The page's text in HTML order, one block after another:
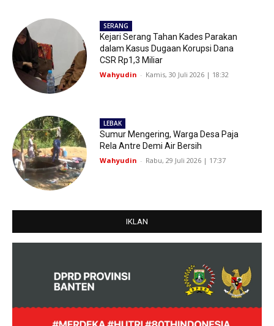
SERANG
Kejari Serang Tahan Kades Parakan
dalam Kasus Dugaan Korupsi Dana
CSR Rp1,3 Miliar
Wahyudin - Kamis, 30 Juli 2026 | 18:32
LEBAK
Sumur Mengering, Warga Desa Paja
Rela Antre Demi Air Bersih
Wahyudin - Rabu, 29 Juli 2026 | 17:37
IKLAN